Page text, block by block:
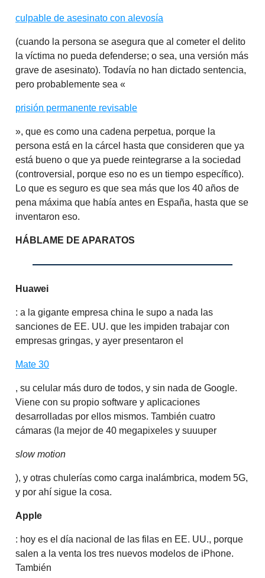
culpable de asesinato con alevosía
(cuando la persona se asegura que al cometer el delito
la víctima no pueda defenderse; o sea, una versión más
grave de asesinato). Todavía no han dictado sentencia,
pero probablemente sea «
prisión permanente revisable
», que es como una cadena perpetua, porque la
persona está en la cárcel hasta que consideren que ya
está bueno o que ya puede reintegrarse a la sociedad
(controversial, porque eso no es un tiempo específico).
Lo que es seguro es que sea más que los 40 años de
pena máxima que había antes en España, hasta que se
inventaron eso.
HÁBLAME DE APARATOS
Huawei
: a la gigante empresa china le supo a nada las
sanciones de EE. UU. que les impiden trabajar con
empresas gringas, y ayer presentaron el
Mate 30
, su celular más duro de todos, y sin nada de Google.
Viene con su propio software y aplicaciones
desarrolladas por ellos mismos. También cuatro
cámaras (la mejor de 40 megapixeles y suuuper
slow motion
), y otras chulerías como carga inalámbrica, modem 5G,
y por ahí sigue la cosa.
Apple
: hoy es el día nacional de las filas en EE. UU., porque
salen a la venta los tres nuevos modelos de iPhone.
También